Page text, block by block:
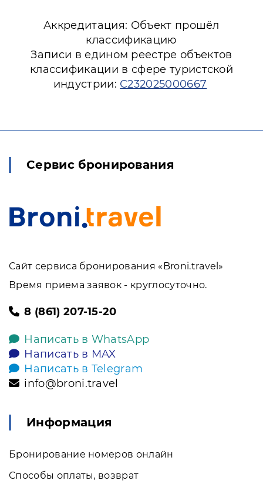
Аккредитация: Объект прошёл
классификацию
Записи в едином реестре объектов
классификации в сфере туристской
индустрии: С232025000667
Сервис бронирования
Сайт сервиса бронирования «Broni.travel»
Время приема заявок - круглосуточно.
8 (861) 207-15-20
Написать в WhatsApp
Написать в MAX
Написать в Telegram
info@broni.travel
Информация
Бронирование номеров онлайн
Способы оплаты, возврат